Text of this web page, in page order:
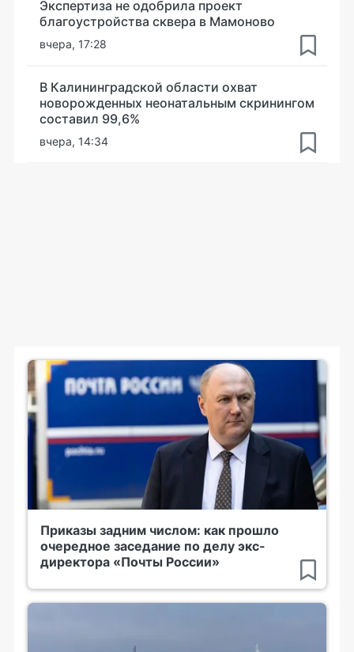
Экспертиза не одобрила проект
благоустройства сквера в Мамоново
вчера, 17:28
В Калининградской области охват
новорожденных неонатальным скринингом
составил 99,6%
вчера, 14:34
Приказы задним числом: как прошло
очередное заседание по делу экс-
директора «Почты России»